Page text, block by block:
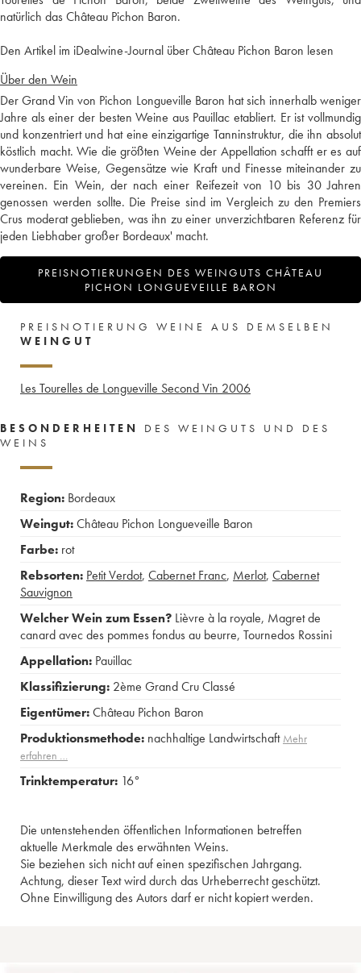
natürlich das Château Pichon Baron.
Den Artikel im iDealwine-Journal über Château Pichon Baron lesen
Über den Wein
Der Grand Vin von Pichon Longueville Baron hat sich innerhalb weniger
Jahre als einer der besten Weine aus Pauillac etabliert. Er ist vollmundig
und konzentriert und hat eine einzigartige Tanninstruktur, die ihn absolut
köstlich macht. Wie die größten Weine der Appellation schafft er es auf
wunderbare Weise, Gegensätze wie Kraft und Finesse miteinander zu
vereinen. Ein Wein, der nach einer Reifezeit von 10 bis 30 Jahren
genossen werden sollte. Die Preise sind im Vergleich zu den Premiers
Crus moderat geblieben, was ihn zu einer unverzichtbaren Referenz für
jeden Liebhaber großer Bordeaux' macht.
PREISNOTIERUNGEN DES WEINGUTS CHÂTEAU
PICHON LONGUEVEILLE BARON
PREISNOTIERUNG WEINE AUS DEMSELBEN
WEINGUT
Les Tourelles de Longueville Second Vin 2006
BESONDERHEITEN
DES WEINGUTS UND DES
WEINS
Region: Bordeaux
Weingut:Château Pichon Longueveille Baron
Farbe: rot
Rebsorten: Petit Verdot, Cabernet Franc, Merlot, Cabernet
Sauvignon
Welcher Wein zum Essen? Lièvre à la royale, Magret de
canard avec des pommes fondus au beurre, Tournedos Rossini
Appellation: Pauillac
Klassifizierung: 2ème Grand Cru Classé
Eigentümer:Château Pichon Baron
Produktionsmethode: nachhaltige Landwirtschaft Mehr
erfahren …
Trinktemperatur: 16°
Die untenstehenden öffentlichen Informationen betreffen
aktuelle Merkmale des erwähnten Weins.
Sie beziehen sich nicht auf einen spezifischen Jahrgang.
Achtung, dieser Text wird durch das Urheberrecht geschützt.
Ohne Einwilligung des Autors darf er nicht kopiert werden.